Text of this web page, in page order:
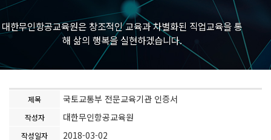
대한무인항공교육원은 창조적인 교육과 차별화된 직업교육을 통
해 삶의 행복을 실현하겠습니다.
제목 국토교통부 전문교육기관 인증서
작성자 대한무인항공교육원
작성일자 2018-03-02